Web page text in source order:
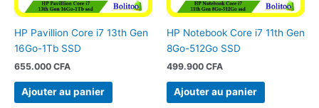
HP Pavillion Core i7 13th Gen
16Go-1Tb SSD
655.000 CFA
Ajouter au panier
HP Notebook Core i7 11th Gen
8Go-512Go SSD
499.900 CFA
Ajouter au panier